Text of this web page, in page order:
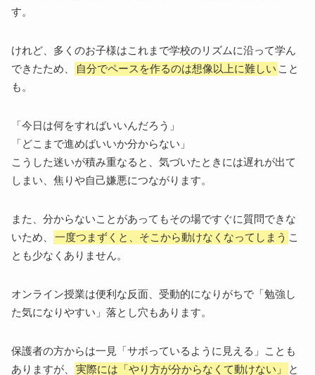
す。
けれど、多くのお子様はこれまで学校のリズムに沿って学ん
できたため、
自分でペースを作るのは想像以上に難しい こと
も。
「今日は何をすればいいんだろう」
「どこまで進めばいいか分からない」
こうした迷いが積み重なると、気づいたときには遅れが出て
しまい、焦りや自己嫌悪につながります。
また、分からないことがあってもその場ですぐに質問できな
いため、
一度つまずくと、そこから動けなくなってしまう こ
とも少なくありません。
オンライン授業は便利な反面、受動的になりがちで「勉強し
た気になりやすい」落とし穴もあります。
保護者の方からは一見「サボっているように見える」ことも
ありますが、
実際には「やり方が分からなくて動けない」
と